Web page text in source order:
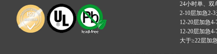
24小时单、双
2-10层加急2-3
12-20层加急4-
12-20层加急4-
大于≥22层加